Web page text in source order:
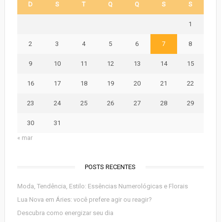
D S T Q Q S S
1
2 3 4 5 6 7 8
9 10 11 12 13 14 15
16 17 18 19 20 21 22
23 24 25 26 27 28 29
30
31
« mar
POSTS RECENTES
Moda, Tendência, Estilo: Essências Numerológicas e Florais
Lua Nova em Áries: você prefere agir ou reagir?
Descubra como energizar seu dia